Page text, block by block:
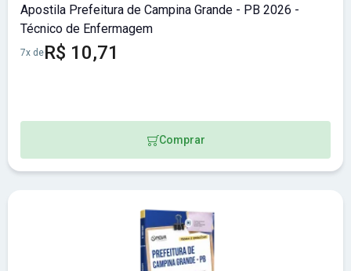
Apostila Prefeitura de Campina Grande - PB 2026 -
Técnico de Enfermagem
7x deR$ 10,71
Comprar